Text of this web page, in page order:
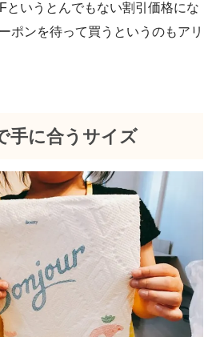
というとんでもない割引価格にな
ポンを待って買うというのもアリ
手に合うサイズ